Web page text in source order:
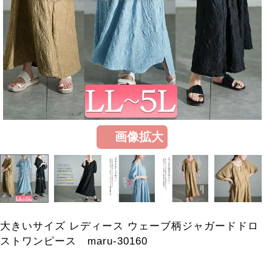
大きいサイズ レディース ウェーブ柄ジャガードドロ
ストワンピース maru-30160
画像拡大